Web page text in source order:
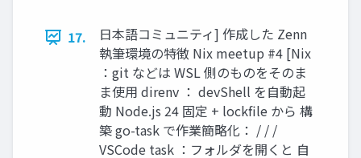
17.
日本語コミュニティ] 作成した Zenn
執筆環境の特徴 Nix meetup #4 [Nix
：git などは WSL 側のものをそのま
ま使用 direnv ： devShell を自動起
動 Node.js 24 固定 + lockfile から 構
築 go-task で作業簡略化： / / /
VSCode task ：フォルダを開くと 自